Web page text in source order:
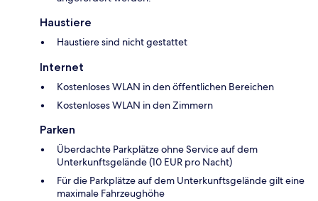
Haustiere
Haustiere sind nicht gestattet
Internet
Kostenloses WLAN in den öffentlichen Bereichen
Kostenloses WLAN in den Zimmern
Parken
Überdachte Parkplätze ohne Service auf dem
Unterkunftsgelände (10 EUR pro Nacht)
Für die Parkplätze auf dem Unterkunftsgelände gilt eine
maximale Fahrzeughöhe